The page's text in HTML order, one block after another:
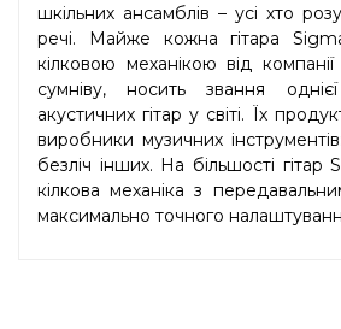
шкільних ансамблів – усі хто
речі. Майже кожна гітара
кілковою механікою від
сумніву, носить звання
акустичних гітар у світі. Їх
виробники музичних
безліч інших. На більшості гітар
кілкова механіка з
максимально точного